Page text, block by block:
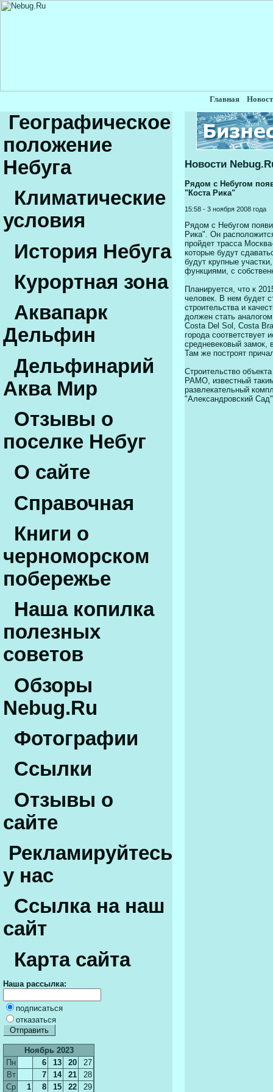
Главная
Географическое
положение
Небуга
Климатические
условия
История Небуга
Курортная зона
Аквапарк
Дельфин
Дельфинарий
Аква Мир
Отзывы о
поселке Небуг
О сайте
Справочная
Книги о
черноморском
побережье
Наша копилка
полезных
советов
Обзоры
Nebug.Ru
Фотографии
Ссылки
Отзывы о
сайте
Рекламируйтесь
у нас
Ссылка на наш
сайт
Карта сайта
Наша рассылка:
подписаться
отказаться
Ноябрь 2023
Пн
6 13 20
27
Вт
7 14 21
28
Ср
1 8 15 22 29
Новости
Рядом с Небугом
"Коста Рика"
15:58 - 3 ноября 2008 года
Рядом с Небугом
Рика". Он
пройдет трасса
которые будут
будут крупные
функциями, с
Планируется, что к
человек. В нем будет
строительства и
должен стать
Costa Del Sol, Costa
города соответствует
средневековый замок,
Там же построят
Строительство
РАМО, известный
развлекательный
"Александровский